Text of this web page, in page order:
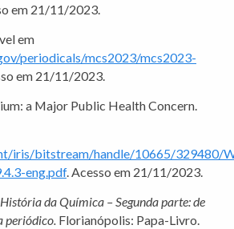
em 21/11/2023.
em
periodicals/mcs2023/mcs2023-
em 21/11/2023.
a Major Public Health Concern.
iris/bitstream/handle/10665/329480/
eng.pdf. Acesso em 21/11/2023.
História da Química – Segunda parte: de
periódico. Florianópolis: Papa-Livro.